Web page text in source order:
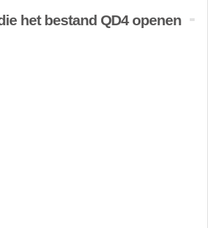
het bestand QD4 openen